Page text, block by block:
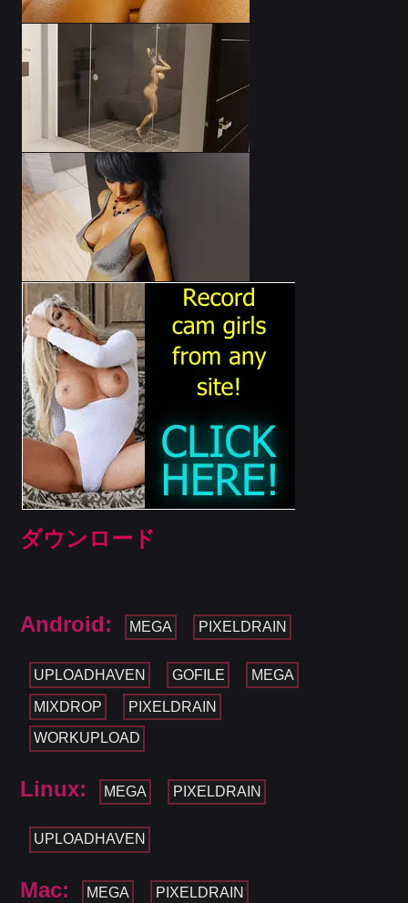
ダウンロード
Android: MEGA PIXELDRAIN
UPLOADHAVEN GOFILE MEGA
MIXDROP PIXELDRAIN
WORKUPLOAD
Linux: MEGA PIXELDRAIN
UPLOADHAVEN
Mac: MEGA PIXELDRAIN